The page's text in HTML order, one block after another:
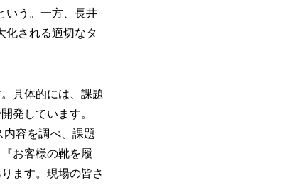
いう。一方、長井
化される適切なタ
具体的には、課題
発しています。
容を調べ、課題
お客様の靴を履
ます。現場の皆さ